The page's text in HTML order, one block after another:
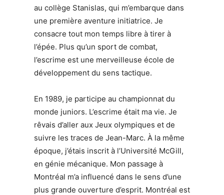
au collège Stanislas, qui m’embarque dans
une première aventure initiatrice. Je
consacre tout mon temps libre à tirer à
l’épée. Plus qu’un sport de combat,
l’escrime est une merveilleuse école de
développement du sens tactique.
En 1989, je participe au championnat du
monde juniors. L’escrime était ma vie. Je
rêvais d’aller aux Jeux olympiques et de
suivre les traces de Jean-Marc. À la même
époque, j’étais inscrit à l’Université McGill,
en génie mécanique. Mon passage à
Montréal m’a influencé dans le sens d’une
plus grande ouverture d’esprit. Montréal est